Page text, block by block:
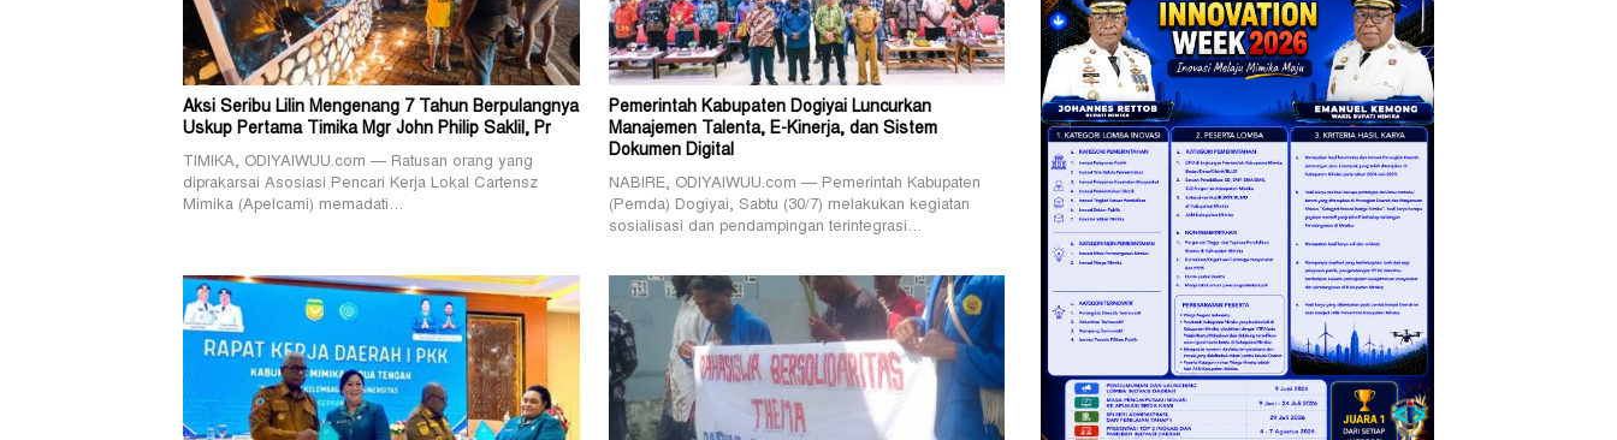
Aksi Seribu Lilin Mengenang 7 Tahun Berpulangnya
Uskup Pertama Timika Mgr John Philip Saklil, Pr
TIMIKA, ODIYAIWUU.com — Ratusan orang yang
diprakarsai Asosiasi Pencari Kerja Lokal Cartensz
Mimika (Apelcami) memadati…
Pemerintah Kabupaten Dogiyai Luncurkan
Manajemen Talenta, E-Kinerja, dan Sistem
Dokumen Digital
NABIRE, ODIYAIWUU.com — Pemerintah Kabupaten
(Pemda) Dogiyai, Sabtu (30/7) melakukan kegiatan
sosialisasi dan pendampingan terintegrasi…